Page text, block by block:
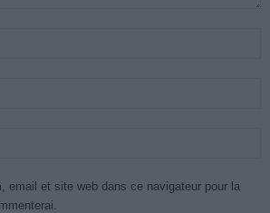
email et site web dans ce navigateur pour la